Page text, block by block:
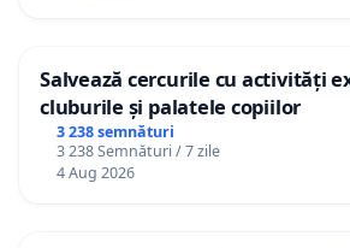
Salvează cercurile cu activități
cluburile și palatele copiilor
3 238 semnături
3 238 Semnături / 7 zile
4 Aug 2026